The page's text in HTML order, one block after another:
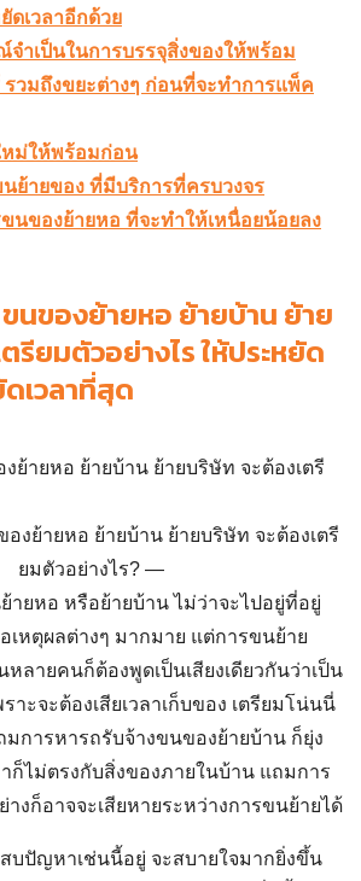
ดเวลาอีกด้วย
จำเป็นในการบรรจุสิ่งของให้พร้อม
วมถึงขยะต่างๆ ก่อนที่จะทำการแพ็ค
หม่ให้พร้อมก่อน
ย้ายของ ที่มีบริการที่ครบวงจร
นของย้ายหอ ที่จะทำให้เหนื่อยน้อยลง
นของย้ายหอ ย้ายบ้าน ย้าย
รียมตัวอย่างไร ให้ประหยัด
เวลาที่สุด
งย้ายหอ ย้ายบ้าน ย้ายบริษัท จะต้องเตรี
ยมตัวอย่างไร?
ายหอ หรือย้ายบ้าน ไม่ว่าจะไปอยู่ที่อยู่
เหตุผลต่างๆ มากมาย แต่การขนย้าย
ลายคนก็ต้องพูดเป็นเสียงเดียวกันว่าเป็น
าะจะต้องเสียเวลาเก็บของ เตรียมโน่นนี่
มการหารถรับจ้างขนของย้ายบ้าน ก็ยุ่ง
ก็ไม่ตรงกับสิ่งของภายในบ้าน แถมการ
งก็อาจจะเสียหายระหว่างการขนย้ายได้
บปัญหาเช่นนี้อยู่ จะสบายใจมากยิ่งขึ้น